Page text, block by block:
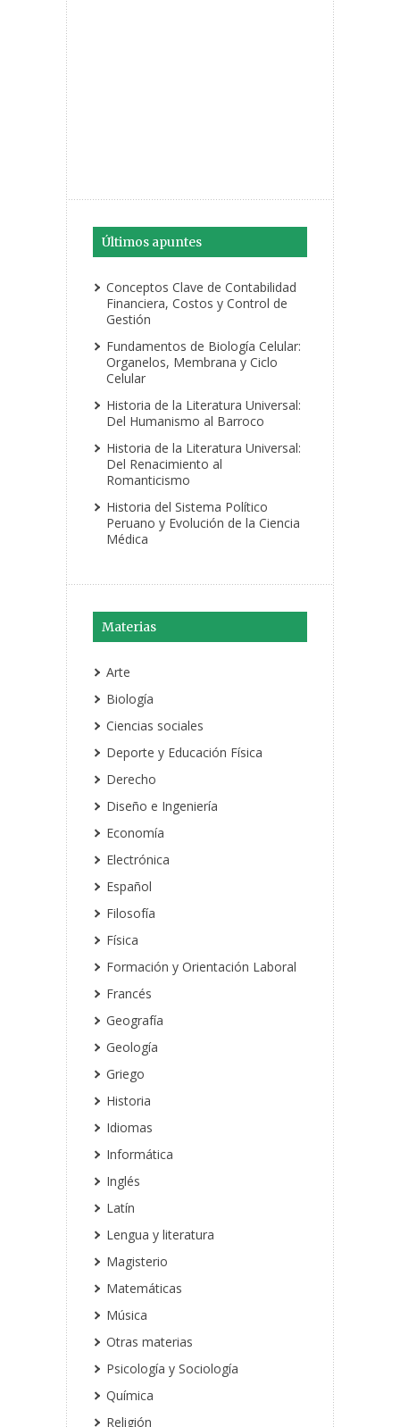
Últimos apuntes
Conceptos Clave de Contabilidad
Financiera, Costos y Control de
Gestión
Fundamentos de Biología Celular:
Organelos, Membrana y Ciclo
Celular
Historia de la Literatura Universal:
Del Humanismo al Barroco
Historia de la Literatura Universal:
Del Renacimiento al
Romanticismo
Historia del Sistema Político
Peruano y Evolución de la Ciencia
Médica
Materias
Arte
Biología
Ciencias sociales
Deporte y Educación Física
Derecho
Diseño e Ingeniería
Economía
Electrónica
Español
Filosofía
Física
Formación y Orientación Laboral
Francés
Geografía
Geología
Griego
Historia
Idiomas
Informática
Inglés
Latín
Lengua y literatura
Magisterio
Matemáticas
Música
Otras materias
Psicología y Sociología
Química
Religión